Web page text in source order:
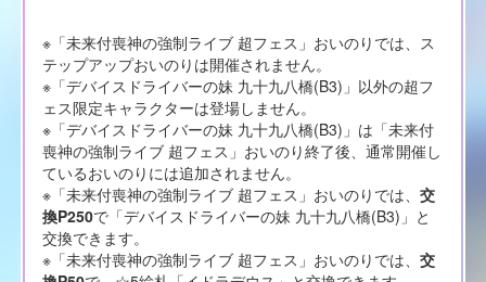
※「未来付喪神の強制ライブ 超フェス」おいのりでは、ス
テップアップおいのりは開催されません。
※「デバイスドライバーの妹 九十九八橋(B3)」以外の超フ
ェス限定キャラクターは登場しません。
※「デバイスドライバーの妹 九十九八橋(B3)」は「未来付
喪神の強制ライブ 超フェス」おいのり終了後、通常開催し
ているおいのりには追加されません。
※「未来付喪神の強制ライブ 超フェス」おいのりでは、 交
換P250で「デバイスドライバーの妹 九十九八橋(B3)」と
交換できます。
※「未来付喪神の強制ライブ 超フェス」おいのりでは、 交